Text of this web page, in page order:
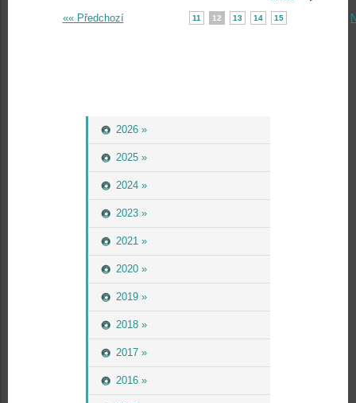
2026 »
2025 »
2024 »
2023 »
2021 »
2020 »
2019 »
2018 »
2017 »
2016 »
«« Předchozí 11 12 13 14 15